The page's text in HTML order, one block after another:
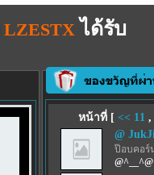
LZESTX ได้รับ
หน้าที่ [ << 11 ,
@
ป๊อบคอร์
@^__^@